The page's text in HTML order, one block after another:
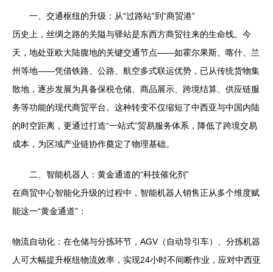
一、交通枢纽的升级：从“过路站”到“商贸港”
历史上，丝绸之路的关隘与驿站是东西方商贸往来的生命线。今
天，地处亚欧大陆腹地的关键交通节点——如霍尔果斯、喀什、兰
州等地——凭借铁路、公路、航空多式联运优势，已从传统货物集
散地，逐步发展为具备保税仓储、商品展示、跨境结算、供应链服
务等功能的现代商贸平台。这种转变不仅缩短了中西亚与中国内陆
的时空距离，更通过打造“一站式”贸易服务体系，降低了跨境交易
成本，为区域产业链协作奠定了物理基础。
二、智能机器人：黄金通道的“科技催化剂”
在商贸中心智能化升级的过程中，智能机器人销售正从多个维度赋
能这一“黄金通道”：
物流自动化：在仓储与分拣环节，AGV（自动导引车）、分拣机器
人可大幅提升枢纽物流效率，实现24小时不间断作业，应对中西亚